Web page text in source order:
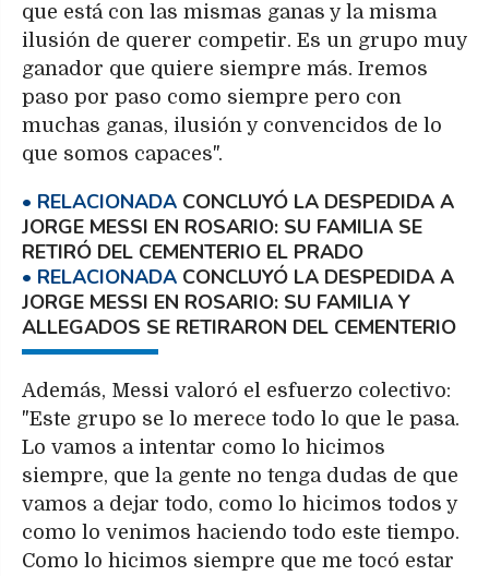
que está con las mismas ganas y la misma
ilusión de querer competir. Es un grupo muy
ganador que quiere siempre más. Iremos
paso por paso como siempre pero con
muchas ganas, ilusión y convencidos de lo
que somos capaces".
CONCLUYÓ LA DESPEDIDA A
JORGE MESSI EN ROSARIO: SU FAMILIA SE
RETIRÓ DEL CEMENTERIO EL PRADO
CONCLUYÓ LA DESPEDIDA A
JORGE MESSI EN ROSARIO: SU FAMILIA Y
ALLEGADOS SE RETIRARON DEL CEMENTERIO
Además, Messi valoró el esfuerzo colectivo:
"Este grupo se lo merece todo lo que le pasa.
Lo vamos a intentar como lo hicimos
siempre, que la gente no tenga dudas de que
vamos a dejar todo, como lo hicimos todos y
como lo venimos haciendo todo este tiempo.
Como lo hicimos siempre que me tocó estar